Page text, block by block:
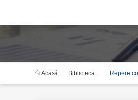
Repere
Acasă Biblioteca Repere